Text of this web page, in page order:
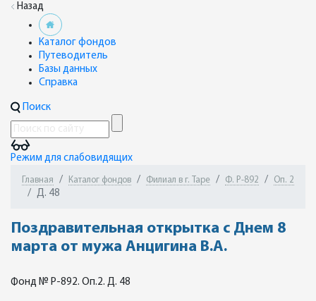
Назад
Каталог фондов
Путеводитель
Базы данных
Справка
Поиск
Режим для слабовидящих
Главная Каталог фондов Филиал в г. Таре Ф. Р-892 Оп. 2
Д. 48
Поздравительная открытка с Днем 8
марта от мужа Анцигина В.А.
Фонд № Р-892. Оп.2. Д. 48